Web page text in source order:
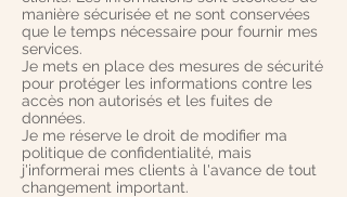
manière sécurisée et ne sont conservées
que le temps nécessaire pour fournir mes
services.
Je mets en place des mesures de sécurité
pour protéger les informations contre les
accès non autorisés et les fuites de
données.
Je me réserve le droit de modifier ma
politique de confidentialité, mais
j'informerai mes clients à l'avance de tout
changement important.